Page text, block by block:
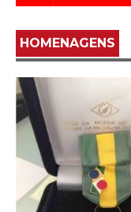
HOMENAGENS